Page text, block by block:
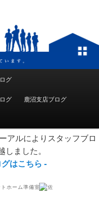
グ
グ 鹿沼支店ブログ
アルによりスタッフブロ
ました。
はこちら -
トホーム準備室 岩佐